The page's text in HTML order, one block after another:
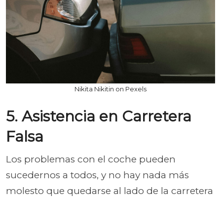
Nikita Nikitin on Pexels
5. Asistencia en Carretera
Falsa
Los problemas con el coche pueden
sucedernos a todos, y no hay nada más
molesto que quedarse al lado de la carretera